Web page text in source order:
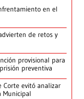
en el
de retos y
provisional para
preventiva
Corte evitó analizar
Municipal